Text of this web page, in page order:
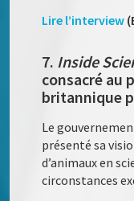
Lire l’interview
7. Inside
consacré au
britannique
Le
présenté sa
d’animaux en
circonstances